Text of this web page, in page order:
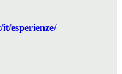
it/esperienze/